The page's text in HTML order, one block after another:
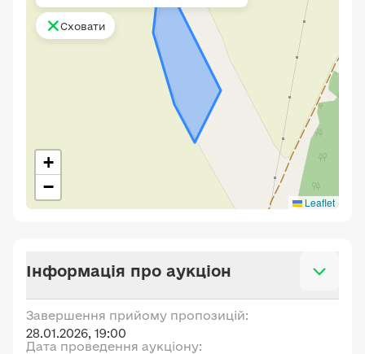
+
−
Leaflet
Сховати
Інформація про аукціон
Завершення прийому пропозицій:
28.01.2026, 19:00
Дата проведення аукціону: